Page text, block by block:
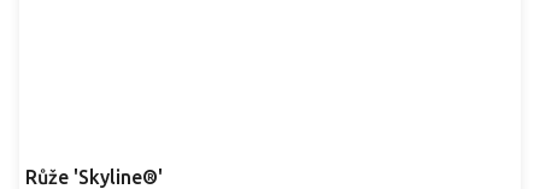
Růže 'Skyline®'